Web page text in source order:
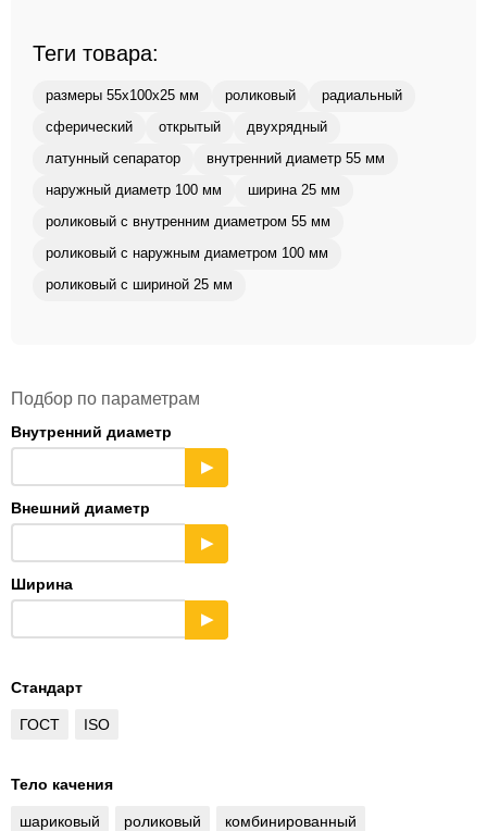
Теги товара:
размеры 55x100x25 мм роликовый радиальный
сферический открытый двухрядный
латунный сепаратор внутренний диаметр 55 мм
наружный диаметр 100 мм ширина 25 мм
роликовый с внутренним диаметром 55 мм
роликовый с наружным диаметром 100 мм
роликовый с шириной 25 мм
Подбор по параметрам
Внутренний диаметр
▶
Внешний диаметр
▶
Ширина
▶
Стандарт
ГОСТ ISO
Тело качения
шариковый роликовый комбинированный